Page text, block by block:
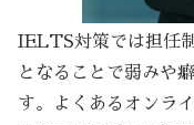
IELTS対策では担任
となることで弱みや
す。よくあるオンラ